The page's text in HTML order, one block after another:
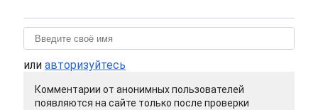
или авторизуйтесь
Комментарии от анонимных пользователей
появляются на сайте только после проверки